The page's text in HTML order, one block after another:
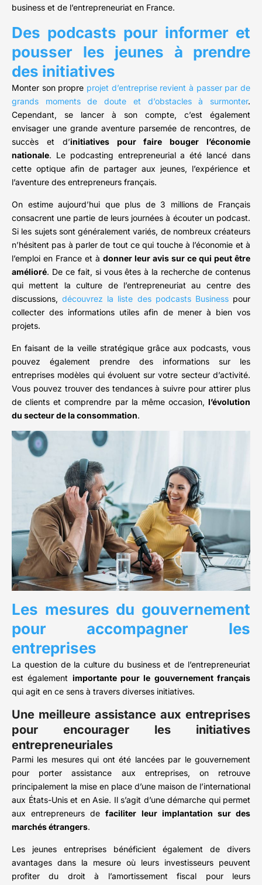
business et de l’entrepreneuriat en France.
Des podcasts pour informer et
pousser les jeunes à prendre
des initiatives
Monter son propre projet d’entreprise revient à passer par de
grands moments de doute et d’obstacles à surmonter.
Cependant, se lancer à son compte, c’est également
envisager une grande aventure parsemée de rencontres, de
succès et d’initiatives pour faire bouger l’économie
nationale. Le podcasting entrepreneurial a été lancé dans
cette optique afin de partager aux jeunes, l’expérience et
l’aventure des entrepreneurs français.
On estime aujourd’hui que plus de 3 millions de Français
consacrent une partie de leurs journées à écouter un podcast.
Si les sujets sont généralement variés, de nombreux créateurs
n’hésitent pas à parler de tout ce qui touche à l’économie et à
l’emploi en France et à donner leur avis sur ce qui peut être
amélioré. De ce fait, si vous êtes à la recherche de contenus
qui mettent la culture de l’entrepreneuriat au centre des
discussions,découvrez la liste des podcasts Businesspour
collecter des informations utiles afin de mener à bien vos
projets.
En faisant de la veille stratégique grâce aux podcasts, vous
pouvez également prendre des informations sur les
entreprises modèles qui évoluent sur votre secteur d’activité.
Vous pouvez trouver des tendances à suivre pour attirer plus
de clients et comprendre par la même occasion, l’évolution
du secteur de la consommation.
Les mesures du gouvernement
pour accompagner les
entreprises
La question de la culture du business et de l’entrepreneuriat
est également importante pour le gouvernement français
qui agit en ce sens à travers diverses initiatives.
Une meilleure assistance aux entreprises
pour encourager les initiatives
entrepreneuriales
Parmi les mesures qui ont été lancées par le gouvernement
pour porter assistance aux entreprises, on retrouve
principalement la mise en place d’une maison de l’international
aux États-Unis et en Asie. Il s’agit d’une démarche qui permet
aux entrepreneurs defaciliter leur implantation sur des
marchés étrangers.
Les jeunes entreprises bénéficient également de divers
avantages dans la mesure où leurs investisseurs peuvent
profiter du droit à l’amortissement fiscal pour leurs